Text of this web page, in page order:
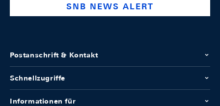
SNB NEWS ALERT
Postanschrift & Kontakt
Schnellzugriffe
Informationen für